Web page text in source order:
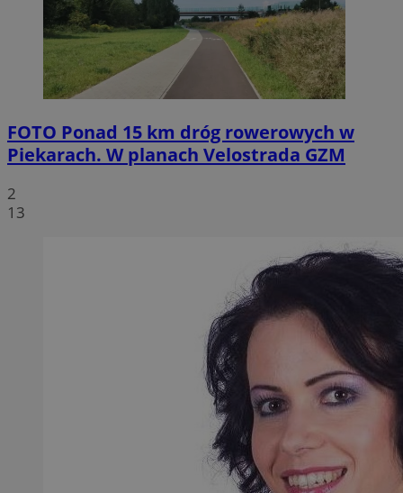
FOTO Ponad 15 km dróg rowerowych w
Piekarach. W planach Velostrada GZM
2
13